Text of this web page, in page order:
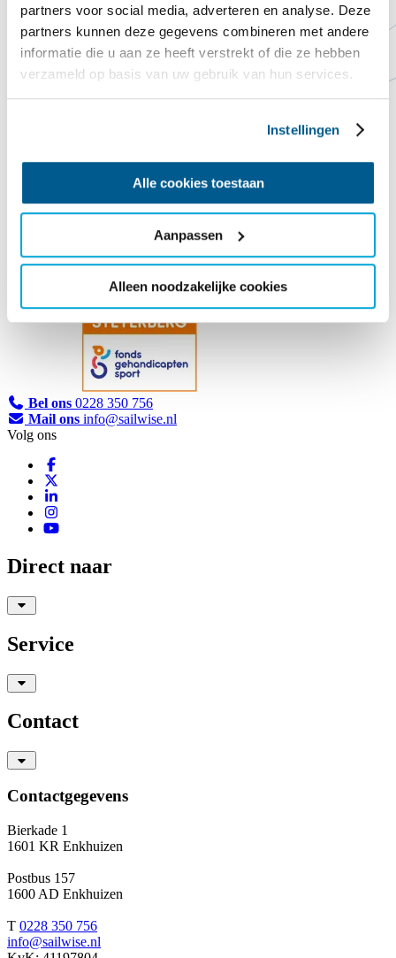
partners voor social media, adverteren en analyse. Deze
partners kunnen deze gegevens combineren met andere
informatie die u aan ze heeft verstrekt of die ze hebben
verzameld op basis van uw gebruik van hun services.
Instellingen
Alle cookies toestaan
Aanpassen
Alleen noodzakelijke cookies
Sportfonds Wim Steyerberg
Bel ons 0228 350 756
Mail ons info@sailwise.nl
Volg ons
Direct naar
Service
Contact
Contactgegevens
Bierkade 1
1601 KR Enkhuizen
Postbus 157
1600 AD Enkhuizen
T 0228 350 756
info@sailwise.nl